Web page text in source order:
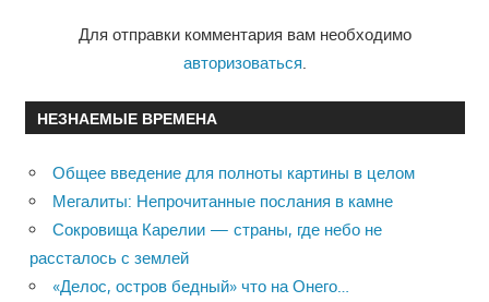
Для отправки комментария вам необходимо
авторизоваться
НЕЗНАЕМЫЕ ВРЕМЕНА
Общее введение для полноты картины в целом
Мегалиты: Непрочитанные послания в камне
Сокровища Карелии — страны, где небо не
рассталось с землей
«Делос, остров бедный» что на Онего…